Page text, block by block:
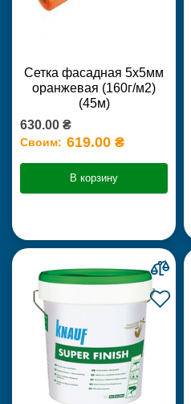
Сетка фасадная 5х5мм
оранжевая (160г/м2)
(45м)
630.00 ₴
Своим: 619.00 ₴
В корзину